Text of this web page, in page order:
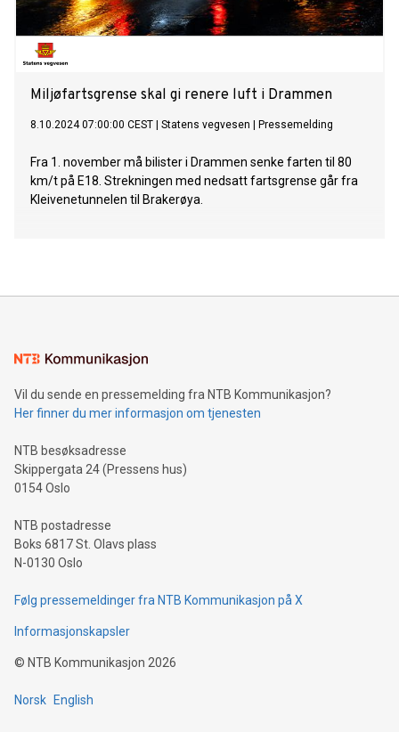
Miljøfartsgrense skal gi renere luft i Drammen
8.10.2024 07:00:00 CEST Statens vegvesen Pressemelding
Fra 1. november må bilister i Drammen senke farten til 80
km/t på E18. Strekningen med nedsatt fartsgrense går fra
Kleivenetunnelen til Brakerøya.
Vil du sende en pressemelding fra NTB Kommunikasjon?
Her finner du mer informasjon om tjenesten
NTB besøksadresse
Skippergata 24 (Pressens hus)
0154 Oslo
NTB postadresse
Boks 6817 St. Olavs plass
N-0130 Oslo
Følg pressemeldinger fra NTB Kommunikasjon på X
Informasjonskapsler
© NTB Kommunikasjon 2026
Norsk English